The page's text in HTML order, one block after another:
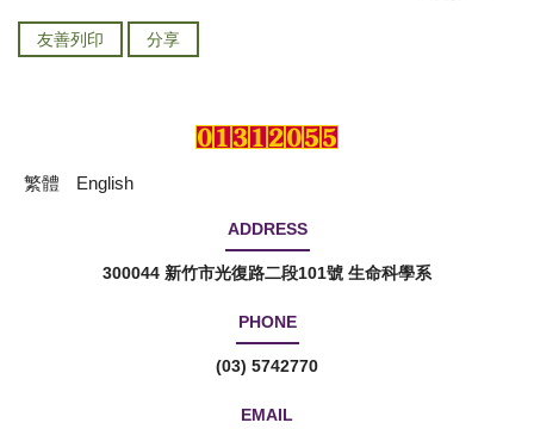
友善列印 分享
繁體 English
ADDRESS
300044 新竹市光復路二段101號 生命科學系
PHONE
(03) 5742770
EMAIL